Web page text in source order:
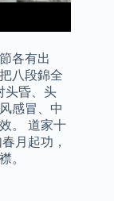
各有出
八段錦全
头昏、头
感冒、中
。 道家十
月起功，
。